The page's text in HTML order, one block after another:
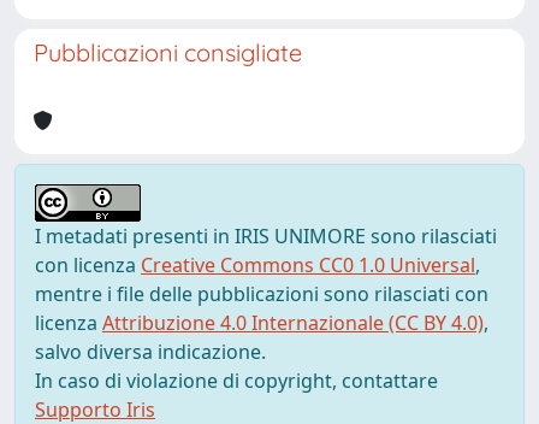
Pubblicazioni consigliate
I metadati presenti in IRIS UNIMORE sono rilasciati
con licenza Creative Commons CC0 1.0 Universal,
mentre i file delle pubblicazioni sono rilasciati con
licenza Attribuzione 4.0 Internazionale (CC BY 4.0),
salvo diversa indicazione.
In caso di violazione di copyright, contattare
Supporto Iris